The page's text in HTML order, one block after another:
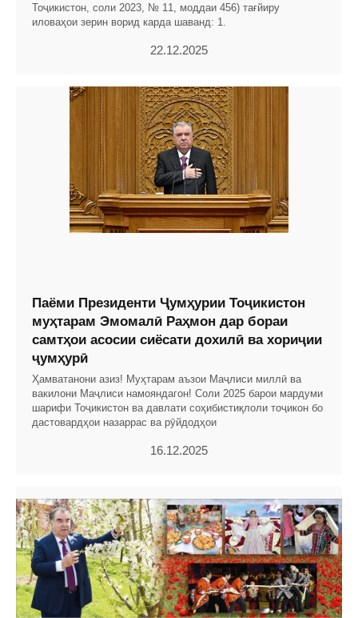
Тоҷикистон, соли 2023, № 11, моддаи 456) тағйиру
иловаҳои зерин ворид карда шаванд: 1.
22.12.2025
Паёми Президенти Ҷумҳурии Тоҷикистон
муҳтарам Эмомалӣ Раҳмон дар бораи
самтҳои асосии сиёсати дохилӣ ва хориҷии
ҷумҳурӣ
Ҳамватанони азиз! Муҳтарам аъзои Маҷлиси миллӣ ва
вакилони Маҷлиси намояндагон! Соли 2025 барои мардуми
шарифи Тоҷикистон ва давлати соҳибистиқлоли тоҷикон бо
дастовардҳои назаррас ва рӯйдодҳои
16.12.2025